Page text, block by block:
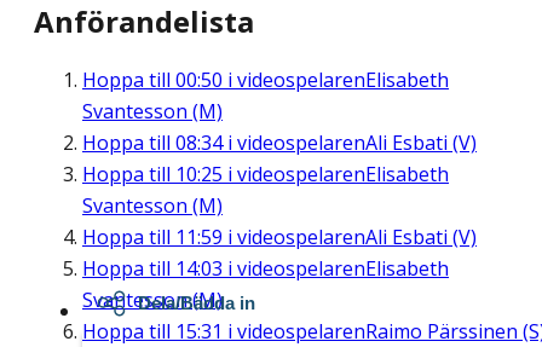
Anförandelista
Hoppa till 00:50 i videospelarenElisabeth
Svantesson (M)
Hoppa till 08:34i videospelarenAli Esbati (V)
Hoppa till 10:25 i videospelarenElisabeth
Svantesson (M)
Hoppa till 11:59 i videospelarenAli Esbati (V)
Hoppa till 14:03 i videospelarenElisabeth
Svantesson (M)
Hoppa till 15:31 i videospelarenRaimo Pärssinen
Dela/Bädda in